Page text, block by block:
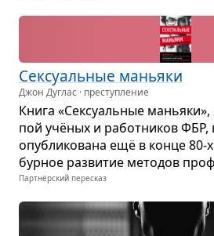
Сек­су­аль­ные маньяки
Джон Дуглас · преступление
Книга «Сек­су­аль­ные
пой учё­ных и работ­ни­ков
опуб­ли­ко­вана ещё в конце 80-
бур­ное раз­ви­тие мето­дов
Партнёрский пересказ